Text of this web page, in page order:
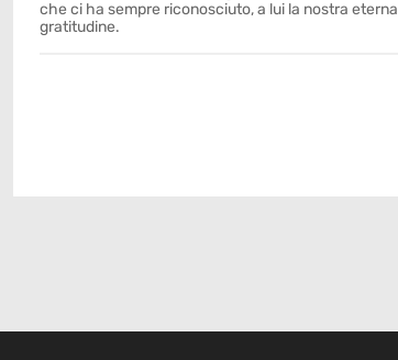
che ci ha sempre riconosciuto, a lui la nostra eterna
gratitudine.